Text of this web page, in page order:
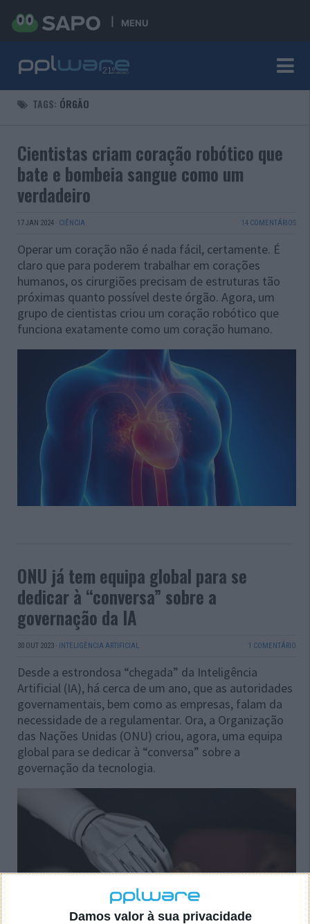
Damos valor à sua privacidade
MENU
TAGS: ÓRGÃO
Cientistas criam coração robótico que
bate e bombeia sangue como um
verdadeiro
17 JAN 2024 · CIÊNCIA 14 COMENTÁRIOS
Operar um coração não é nada fácil, certamente. É
claro que para poderem trabalhar em corações
humanos, os cirurgiões precisam de estruturas tão
próximas quanto possível deste órgão. Agora, um
grupo de cientistas criou um coração robótico que
funciona exatamente como um coração humano.
ONU já tem equipa global para se
dedicar à “conversa” sobre a
governação da IA
30 OUT 2023 · INTELIGÊNCIA ARTIFICIAL 1 COMENTÁRIO
Desde a estrondosa “chegada” da Inteligência
Artificial (IA), há cerca de um ano, que as autoridades
governamentais, bem como as empresas, falam da
necessidade de a regulamentar. Ora, a Organização
das Nações Unidas (ONU) criou, agora, uma equipa
global para se dedicar à “conversa” sobre a
governação da tecnologia.